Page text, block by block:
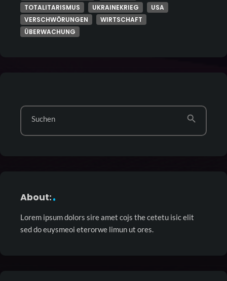
TOTALITARISMUS UKRAINEKRIEG
USA
VERSCHWÖRUNGEN
WIRTSCHAFT
ÜBERWACHUNG
Suchen search
About:
Lorem ipsum dolors sire amet cojs the cetetu isic elit
sed do euysmeoi eterorwe limun ut ores.